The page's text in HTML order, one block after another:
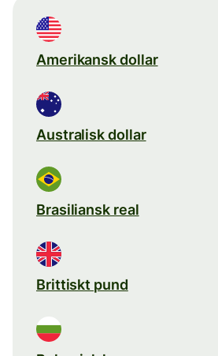
Amerikansk dollar
Australisk dollar
Brasiliansk real
Brittiskt pund